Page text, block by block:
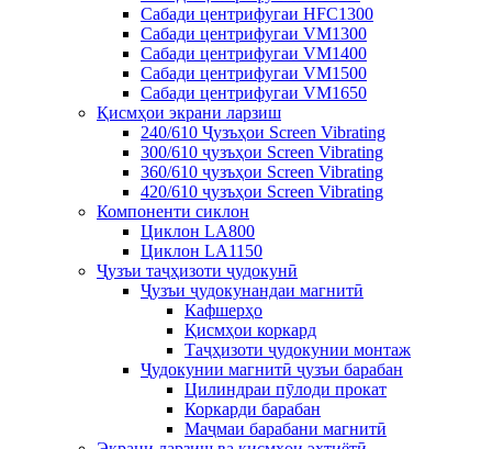
Сабади центрифугаи HFC1300
Сабади центрифугаи VM1300
Сабади центрифугаи VM1400
Сабади центрифугаи VM1500
Сабади центрифугаи VM1650
Қисмҳои экрани ларзиш
240/610 Ҷузъҳои Screen Vibrating
300/610 ҷузъҳои Screen Vibrating
360/610 ҷузъҳои Screen Vibrating
420/610 ҷузъҳои Screen Vibrating
Компоненти сиклон
Циклон LA800
Циклон LA1150
Ҷузъи таҷҳизоти ҷудокунӣ
Ҷузъи ҷудокунандаи магнитӣ
Кафшерҳо
Қисмҳои коркард
Таҷҳизоти ҷудокунии монтаж
Ҷудокунии магнитӣ ҷузъи барабан
Цилиндраи пӯлоди прокат
Коркарди барабан
Маҷмаи барабани магнитӣ